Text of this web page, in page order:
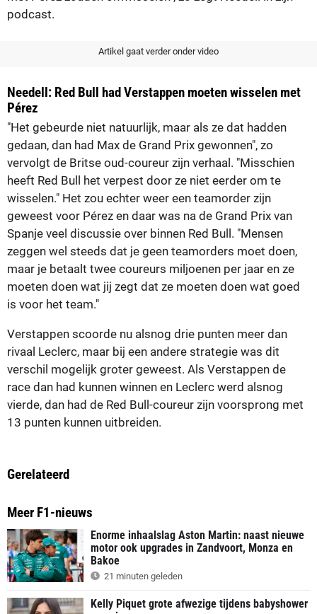
podcast.
Artikel gaat verder onder video
Needell: Red Bull had Verstappen moeten wisselen met
Pérez
"Het gebeurde niet natuurlijk, maar als ze dat hadden
gedaan, dan had Max de Grand Prix gewonnen", zo
vervolgt de Britse oud-coureur zijn verhaal. "Misschien
heeft Red Bull het verpest door ze niet eerder om te
wisselen." Het zou echter weer een teamorder zijn
geweest voor Pérez en daar was na de Grand Prix van
Spanje veel discussie over binnen Red Bull. "Mensen
zeggen wel steeds dat je geen teamorders moet doen,
maar je betaalt twee coureurs miljoenen per jaar en ze
moeten doen wat jij zegt dat ze moeten doen wat goed
is voor het team."
Verstappen scoorde nu alsnog drie punten meer dan
rivaal Leclerc, maar bij een andere strategie was dit
verschil mogelijk groter geweest. Als Verstappen de
race dan had kunnen winnen en Leclerc werd alsnog
vierde, dan had de Red Bull-coureur zijn voorsprong met
13 punten kunnen uitbreiden.
Gerelateerd
Meer F1-nieuws
Enorme inhaalslag Aston Martin: naast nieuwe
motor ook upgrades in Zandvoort, Monza en
Bakoe
21 minuten geleden
Kelly Piquet grote afwezige tijdens babyshower